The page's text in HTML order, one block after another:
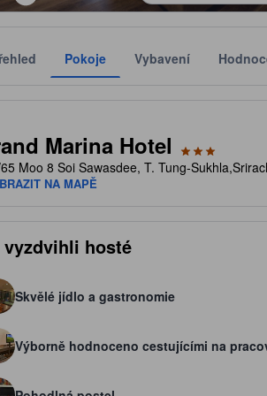
Pokoje Vybavení
Marina Hotel
Moo 8 Soi Sawasdee, T. Tung-
NA MAPĚ
vyzdvihli hosté
Skvělé jídlo a gastronomie
Výborně hodnoceno cestujícími na